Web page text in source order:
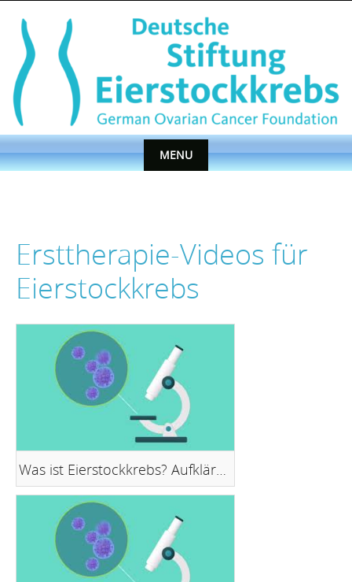
content
MENU
Ersttherapie-Videos für
Eierstockkrebs
Was ist Eierstockkrebs? Aufklärungs-Clip Teil 1